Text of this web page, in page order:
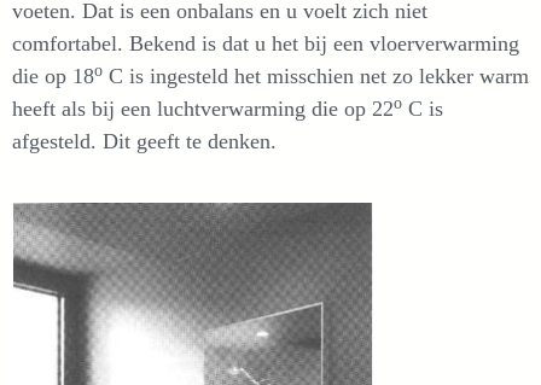
voeten. Dat is een onbalans en u voelt zich niet
comfortabel. Bekend is dat u het bij een vloerverwarming
die op 18o C is ingesteld het misschien net zo lekker warm
heeft als bij een luchtverwarming die op 22o C is
afgesteld. Dit geeft te denken.